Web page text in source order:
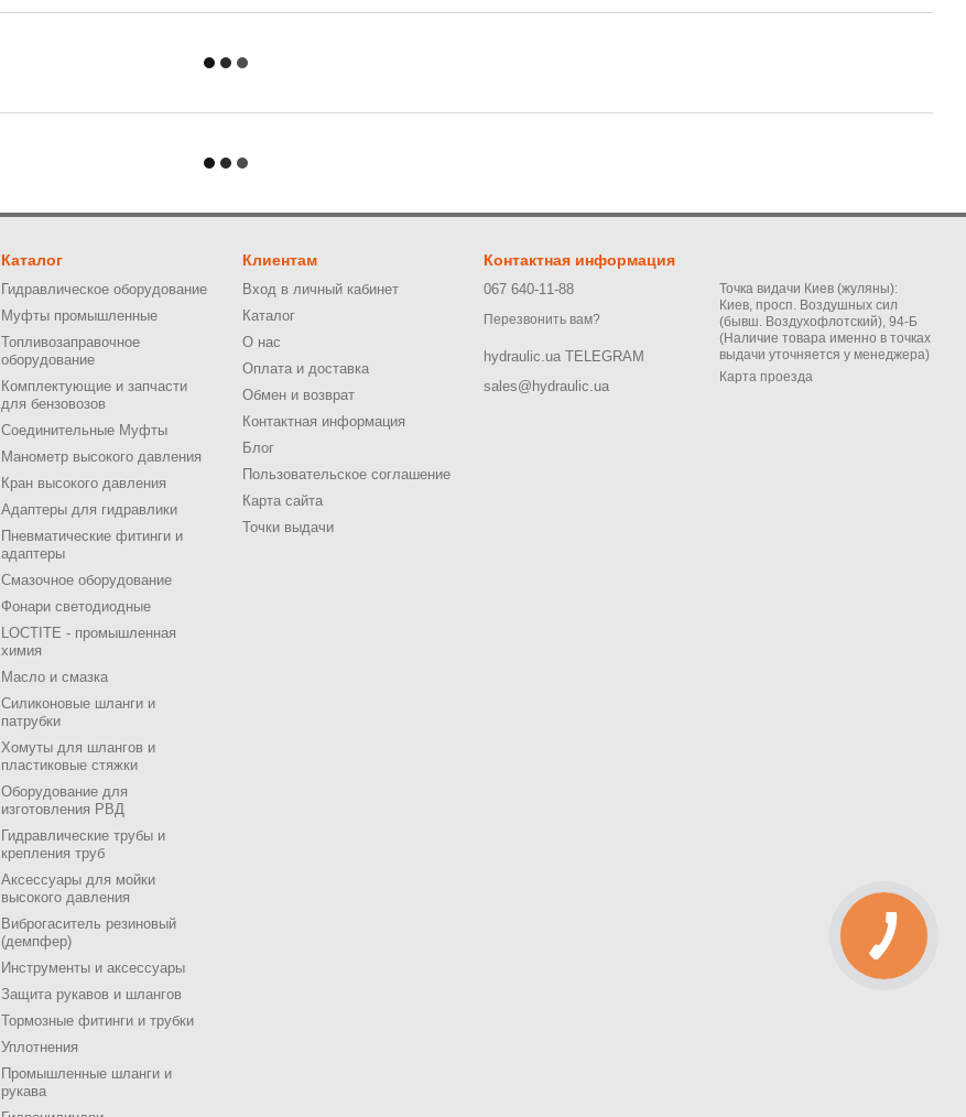
Каталог
Гидравлическое оборудование
Муфты промышленные
Топливозаправочное
оборудование
Комплектующие и запчасти
для бензовозов
Соединительные Муфты
Манометр высокого давления
Кран высокого давления
Адаптеры для гидравлики
Пневматические фитинги и
адаптеры
Смазочное оборудование
Фонари светодиодные
LOCTITE - промышленная
химия
Масло и смазка
Силиконовые шланги и
патрубки
Хомуты для шлангов и
пластиковые стяжки
Оборудование для
изготовления РВД
Гидравлические трубы и
крепления труб
Аксессуары для мойки
высокого давления
Виброгаситель резиновый
(демпфер)
Инструменты и аксессуары
Защита рукавов и шлангов
Тормозные фитинги и трубки
Уплотнения
Промышленные шланги и
рукава
Клиентам
Вход в личный кабинет
Каталог
О нас
Оплата и доставка
Обмен и возврат
Контактная информация
Блог
Пользовательское соглашение
Карта сайта
Точки выдачи
Контактная информация
067 640-11-88
Перезвонить вам?
hydraulic.ua TELEGRAM
sales@hydraulic.ua
Точка видачи Киев (жуляны):
Киев, просп. Воздушных сил
(бывш. Воздухофлотский), 94-Б
(Наличие товара именно в точках
выдачи уточняется у менеджера)
Карта проезда